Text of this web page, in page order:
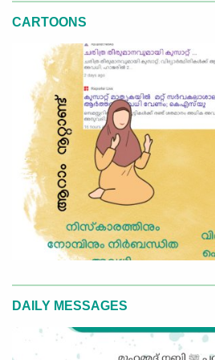
CARTOONS
DAILY MESSAGES